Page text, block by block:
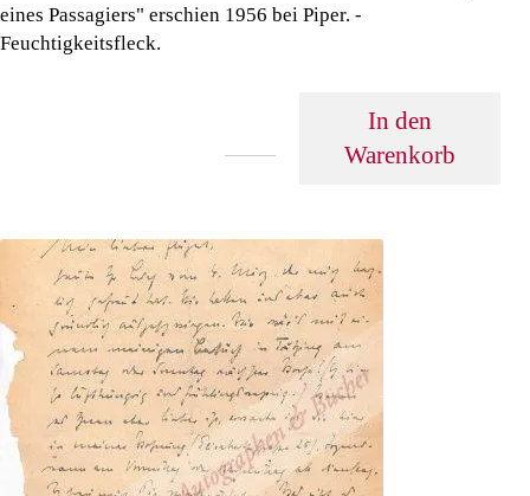
eines Passagiers" erschien 1956 bei Piper. -
Feuchtigkeitsfleck.
In den
Warenkorb